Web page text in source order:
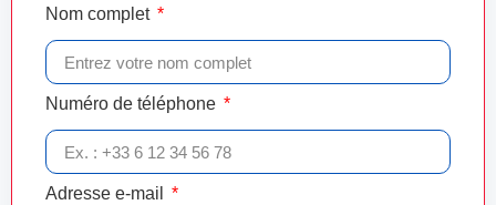
Nom complet
Numéro de téléphone
Adresse e-mail